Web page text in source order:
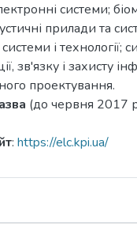
системи;
прилади та
і технології;
зв'язку і захисту
проектування.
(до червня 2017
: https://elc.kpi.ua/